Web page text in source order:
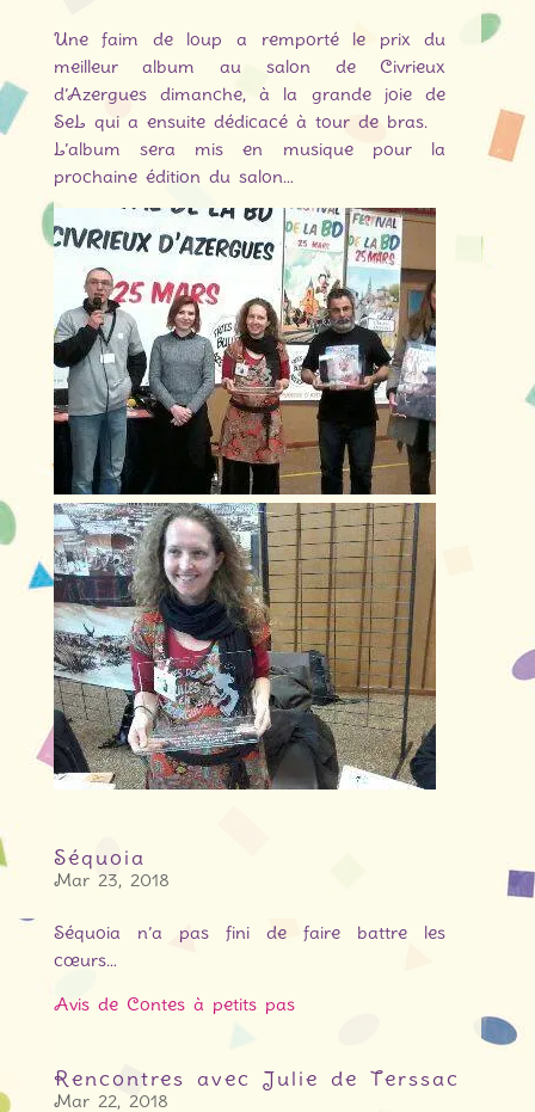
Une faim de loup a remporté le prix du
meilleur album au salon de Civrieux
d’Azergues dimanche, à la grande joie de
SeL qui a ensuite dédicacé à tour de bras.
L’album sera mis en musique pour la
prochaine édition du salon…
Séquoia
Mar 23, 2018
Séquoia n’a pas fini de faire battre les
cœurs…
Avis de Contes à petits pas
Rencontres avec Julie de Terssac
Mar 22, 2018